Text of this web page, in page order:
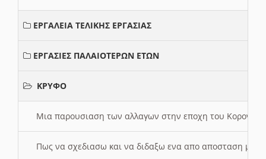
ΕΡΓΑΛΕΙΑ ΤΕΛΙΚΗΣ ΕΡΓΑΣΙΑΣ
ΕΡΓΑΣΙΕΣ ΠΑΛΑΙΟΤΕΡΩΝ ΕΤΩΝ
ΚΡΥΦΟ
Μια παρουσιαση των αλλαγων στην εποχη του
Πως να σχεδιασω και να διδαξω ενα απο αποσταση